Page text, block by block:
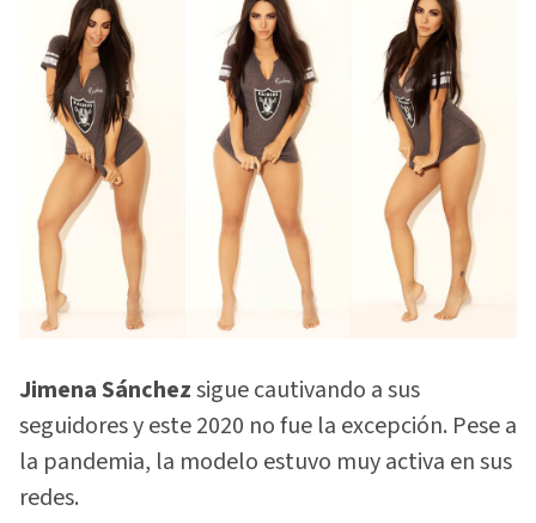
Jimena Sánchezsigue cautivando a sus
seguidores y este 2020 no fue la excepción. Pese a
la pandemia, la modelo estuvo muy activa en sus
redes.